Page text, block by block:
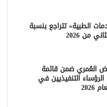
الطبية» تتراجع بنسبة
العُمري ضمن قائمة
التنفيذيين في